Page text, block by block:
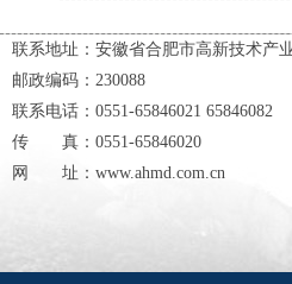
联系地址：安徽省合肥市高新技术产
邮政编码：230088
联系电话：0551-65846021 65846082
传 真：0551-65846020
网 址：www.ahmd.com.cn